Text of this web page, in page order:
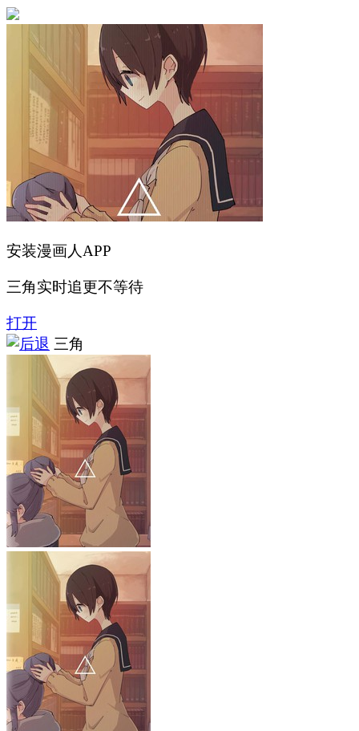
安装漫画人APP
三角实时追更不等待
打开
三角